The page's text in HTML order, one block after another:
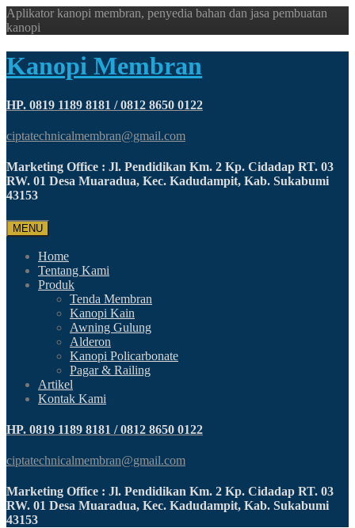
Aplikator kanopi membran, penyedia bahan dan jasa pembuatan
kanopi
Kanopi Membran
HP. 0819 1189 8181 / 0812 8650 0122
ciptatechnicalmembran@gmail.com
Marketing Office : Jl. Pendidikan Km. 2 Kp. Cidadap RT. 03
RW. 01 Desa Muaradua, Kec. Kadudampit, Kab. Sukabumi
43153
MENU
Home
Tentang Kami
Produk
Tenda Membran
Kanopi Kain
Awning Gulung
Alderon
Kanopi Policarbonate
Pagar & Railing
Artikel
Kontak Kami
HP. 0819 1189 8181 / 0812 8650 0122
ciptatechnicalmembran@gmail.com
Marketing Office : Jl. Pendidikan Km. 2 Kp. Cidadap RT. 03
RW. 01 Desa Muaradua, Kec. Kadudampit, Kab. Sukabumi
43153